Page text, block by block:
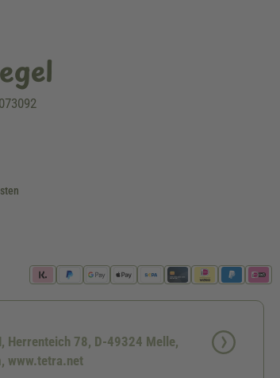
073092
Herrenteich 78, D-49324 Melle,
www.tetra.net